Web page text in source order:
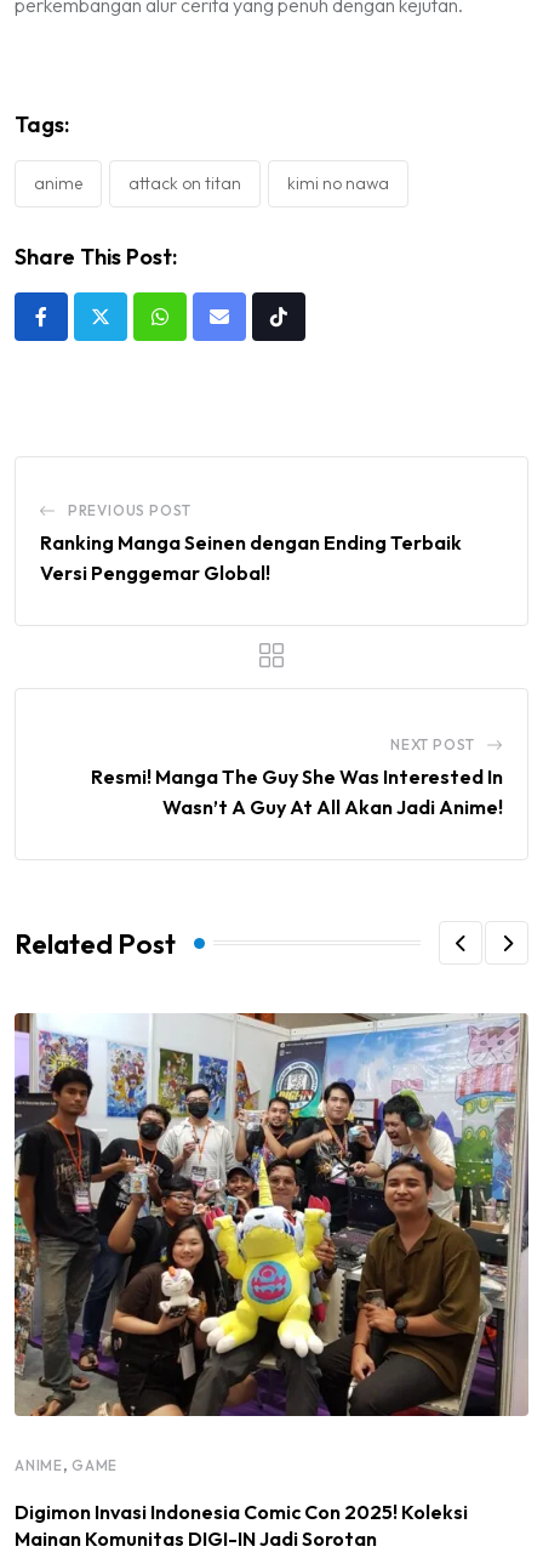
perkembangan alur cerita yang penuh dengan kejutan.
Tags:
anime attack on titan kimi no nawa
Share This Post:
Whatsapp
Share
Tiktok
PREVIOUS POST
Ranking Manga Seinen dengan Ending Terbaik
Versi Penggemar Global!
NEXT POST
Resmi! Manga The Guy She Was Interested In
Wasn’t A Guy At All Akan Jadi Anime!
Related Post
ANIME , GAME
Digimon Invasi Indonesia Comic Con 2025! Koleksi
Mainan Komunitas DIGI-IN Jadi Sorotan